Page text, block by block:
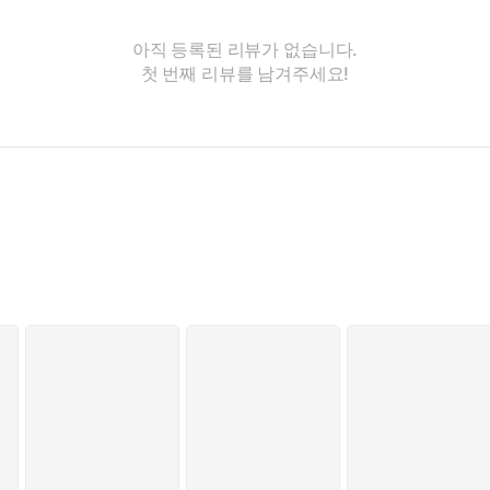
아직 등록된 리뷰가 없습니다.
첫 번째 리뷰를 남겨주세요!